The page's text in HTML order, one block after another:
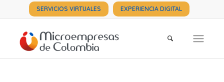
SERVICIOS VIRTUALES EXPERIENCIA DIGITAL